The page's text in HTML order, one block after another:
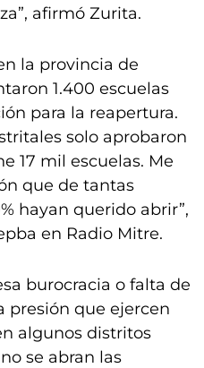
afirmó Zurita.
la provincia de
1.400 escuelas
para la reapertura.
solo aprobaron
17 mil escuelas. Me
que de tantas
hayan querido abrir”,
en Radio Mitre.
burocracia o falta de
presión que ejercen
algunos distritos
se abran las